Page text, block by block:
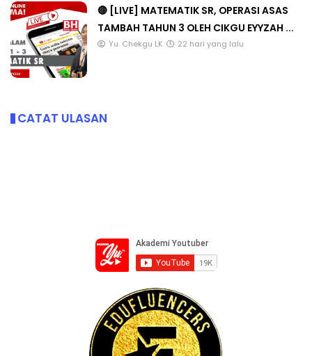
🔴 [LIVE] MATEMATIK SR, OPERASI ASAS
TAMBAH TAHUN 3 OLEH CIKGU EYYZAH ...
Yu. Chekgu LK 22 hari yang lalu
CATAT ULASAN